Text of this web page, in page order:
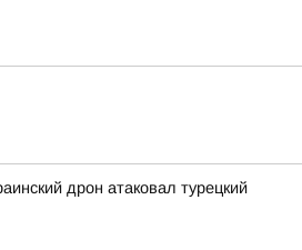
дрон атаковал турецкий